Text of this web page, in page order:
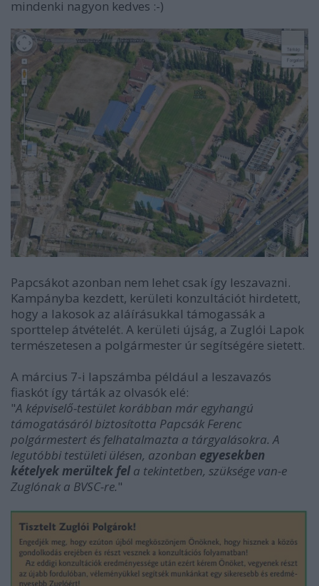
mindenki nagyon kedves :-)
Papcsákot azonban nem lehet csak így leszavazni.
Kampányba kezdett, kerületi konzultációt hirdetett,
hogy a lakosok az aláírásukkal támogassák a
sporttelep átvételét. A kerületi újság, a Zuglói Lapok
természetesen a polgármester úr segítségére sietett.
A március 7-i lapszámba például a leszavazós
fiaskót így tárták az olvasók elé:
"A képviselő-testület korábban már egyhangú
támogatásáról biztosította Papcsák Ferenc
polgármestert és felhatalmazta a tárgyalásokra. A
legutóbbi testületi ülésen, azonban egyesekben
kételyek merültek fel a tekintetben, szüksége van-e
Zuglónak a BVSC-re."